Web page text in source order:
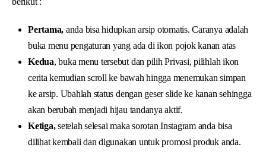
Pertama, anda bisa hidupkan arsip otomatis. Caranya adalah
buka menu pengaturan yang ada di ikon pojok kanan atas
Kedua, buka menu tersebut dan pilih Privasi, pilihlah ikon
cerita kemudian scroll ke bawah hingga menemukan simpan
ke arsip. Ubahlah status dengan geser slide ke kanan sehingga
akan berubah menjadi hijau tandanya aktif.
Ketiga,setelah selesai maka sorotan Instagram anda bisa
dilihat kembali dan digunakan untuk promosi produk anda.